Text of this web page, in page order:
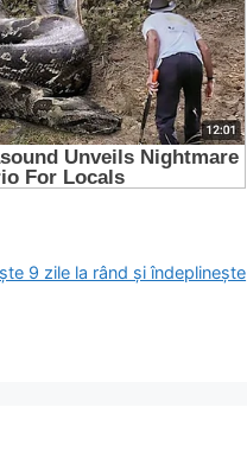
9 zile la rând şi îndeplineşte